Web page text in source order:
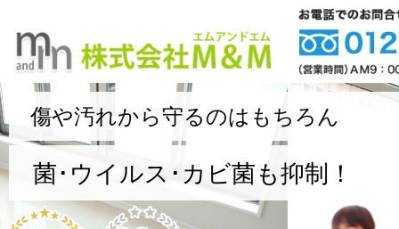
傷や汚れから守るのはもちろん
菌･ウイルス･カビ菌も抑制！